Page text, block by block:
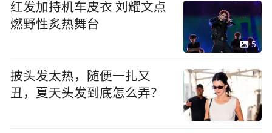
红发加持机车皮衣 刘耀文点
燃野性炙热舞台
5
披头发太热，随便一扎又
丑，夏天头发到底怎么弄？